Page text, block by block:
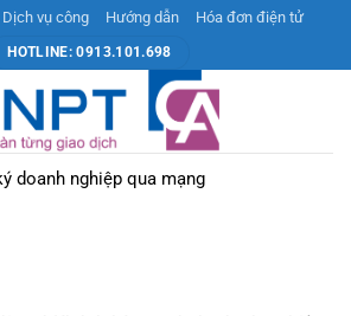
Dịch vụ công Hướng dẫn Hóa đơn điện tử
HOTLINE: 0913.101.698
doanh nghiệp qua mạng